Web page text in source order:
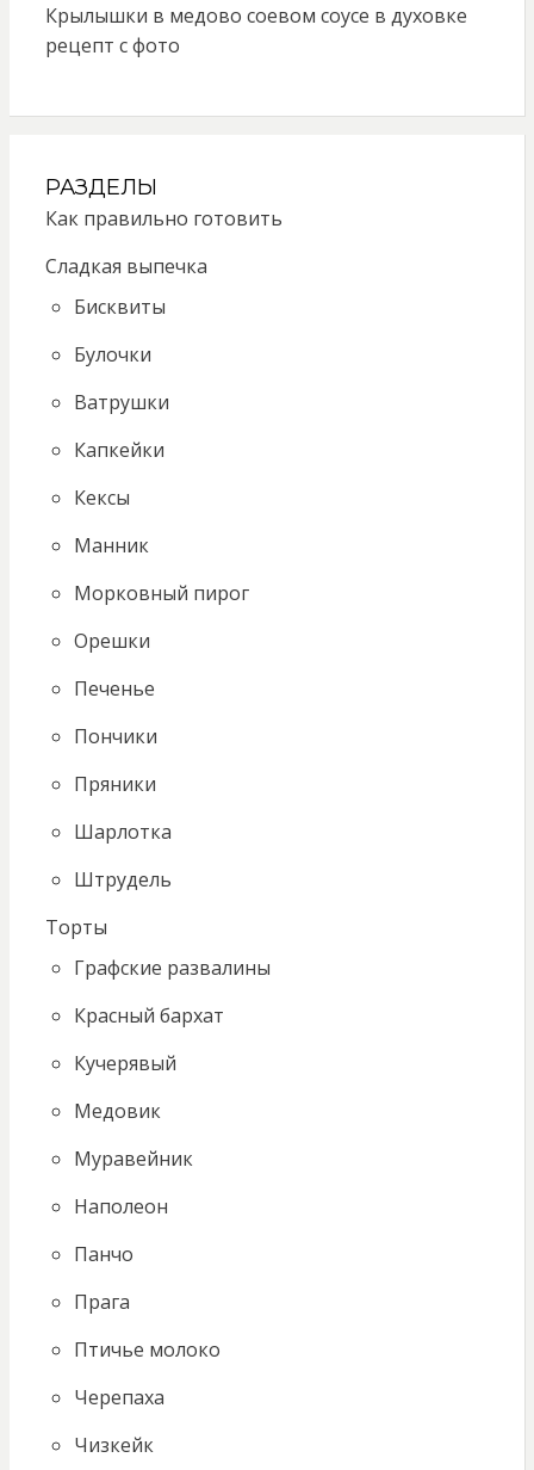
Крылышки в медово соевом соусе в духовке
рецепт с фото
РАЗДЕЛЫ
Как правильно готовить
Сладкая выпечка
Бисквиты
Булочки
Ватрушки
Капкейки
Кексы
Манник
Морковный пирог
Орешки
Печенье
Пончики
Пряники
Шарлотка
Штрудель
Торты
Графские развалины
Красный бархат
Кучерявый
Медовик
Муравейник
Наполеон
Панчо
Прага
Птичье молоко
Черепаха
Чизкейк